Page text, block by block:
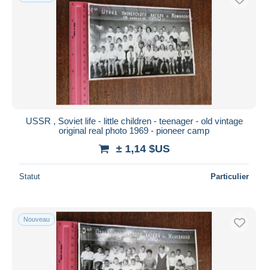
USSR , Soviet life - little children - teenager - old vintage
original real photo 1969 - pioneer camp
± 1,14 $US
Statut Particulier
Nouveau